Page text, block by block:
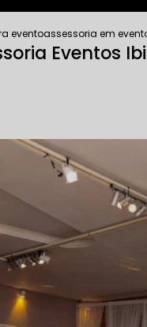
eventoassessoria em
Eventos